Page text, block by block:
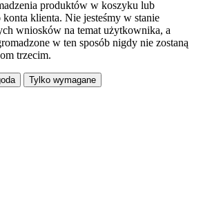
produktów w koszyku lub
klienta. Nie jesteśmy w stanie
wniosków na temat użytkownika, a
w ten sposób nigdy nie zostaną
trzecim.
Tylko wymagane